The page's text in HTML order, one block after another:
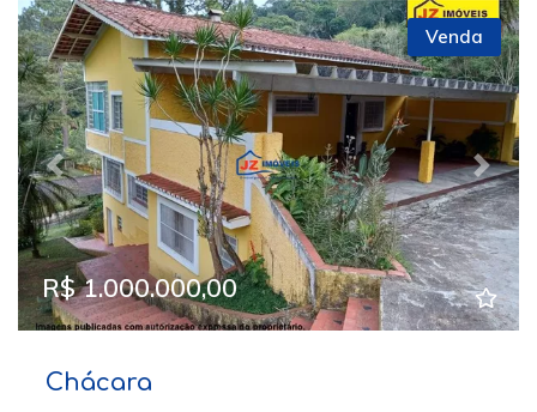
Previous Next
Venda
R$ 1.000.000,00
Chácara